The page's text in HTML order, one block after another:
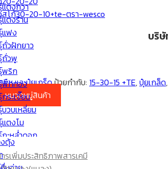
ตงกวา
ตงร้าน
แฟง
วฝักยาว
ถั่วพู
พริก
ฟักทอง
ระเจี๊ยบ
วบเหลี่ยม
ตงโม
ะหล่ำดอก
เขือเทศ
ผักกาด
รเพิ่มประสิทธิภาพสารเคมี
บริษั
ช และปุ๋ยเกร็ดป้ายกำกับ: 15-30-15 +TE,ปุ๋ยเกล็ด,
หมวดหมู่สินค้า
ตุ้ง